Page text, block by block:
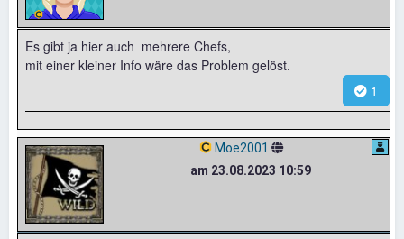
Es gibt ja hier auch mehrere Chefs,
mit einer kleiner Info wäre das Problem gelöst.
1
Moe2001
am 23.08.2023 10:59